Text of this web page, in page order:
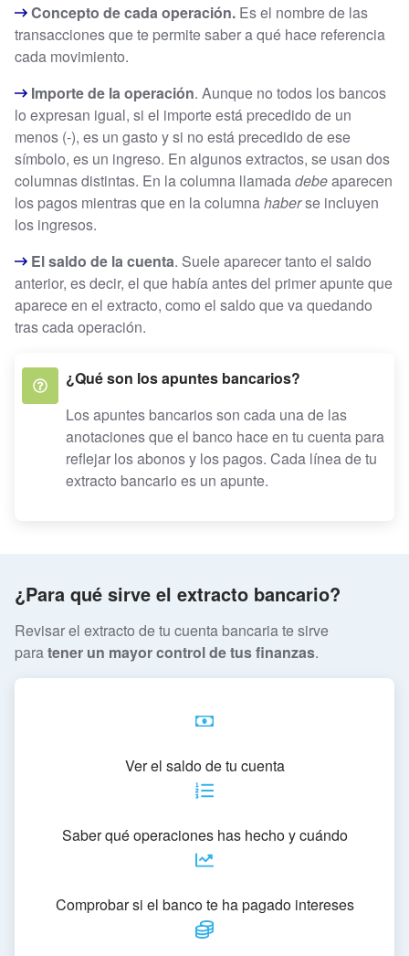
Concepto de cada operación. Es el nombre de las
transacciones que te permite saber a qué hace referencia
cada movimiento.
Importe de la operación. Aunque no todos los bancos
lo expresan igual, si el importe está precedido de un
menos (-), es un gasto y si no está precedido de ese
símbolo, es un ingreso. En algunos extractos, se usan dos
columnas distintas. En la columna llamada debeaparecen
los pagos mientras que en la columna haberse incluyen
los ingresos.
El saldo de la cuenta. Suele aparecer tanto el saldo
anterior, es decir, el que había antes del primer apunte que
aparece en el extracto, como el saldo que va quedando
tras cada operación.
¿Qué son los apuntes bancarios?
Los apuntes bancarios son cada una de las
anotaciones que el banco hace en tu cuenta para
reflejar los abonos y los pagos. Cada línea de tu
extracto bancario es un apunte.
¿Para qué sirve el extracto bancario?
Revisar el extracto de tu cuenta bancaria te sirve
paratener un mayor control de tus finanzas.
Ver el saldo de tu cuenta
Saber qué operaciones has hecho y cuándo
Comprobar si el banco te ha pagado intereses